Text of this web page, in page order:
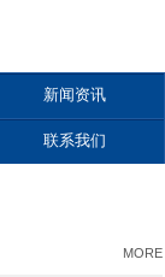
新闻资讯
联系我们
MORE